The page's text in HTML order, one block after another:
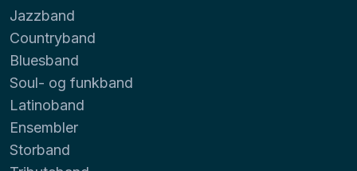
Jazzband
Countryband
Bluesband
Soul- og funkband
Latinoband
Ensembler
Storband